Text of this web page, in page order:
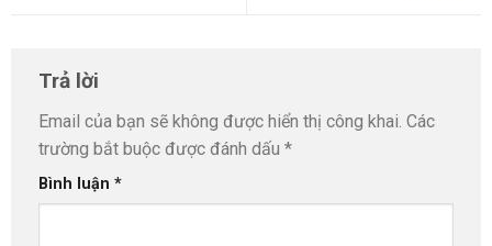
Trả lời
Email của bạn sẽ không được hiển thị công khai. Các
trường bắt buộc được đánh dấu *
Bình luận *